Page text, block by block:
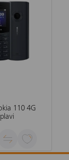
110 4G